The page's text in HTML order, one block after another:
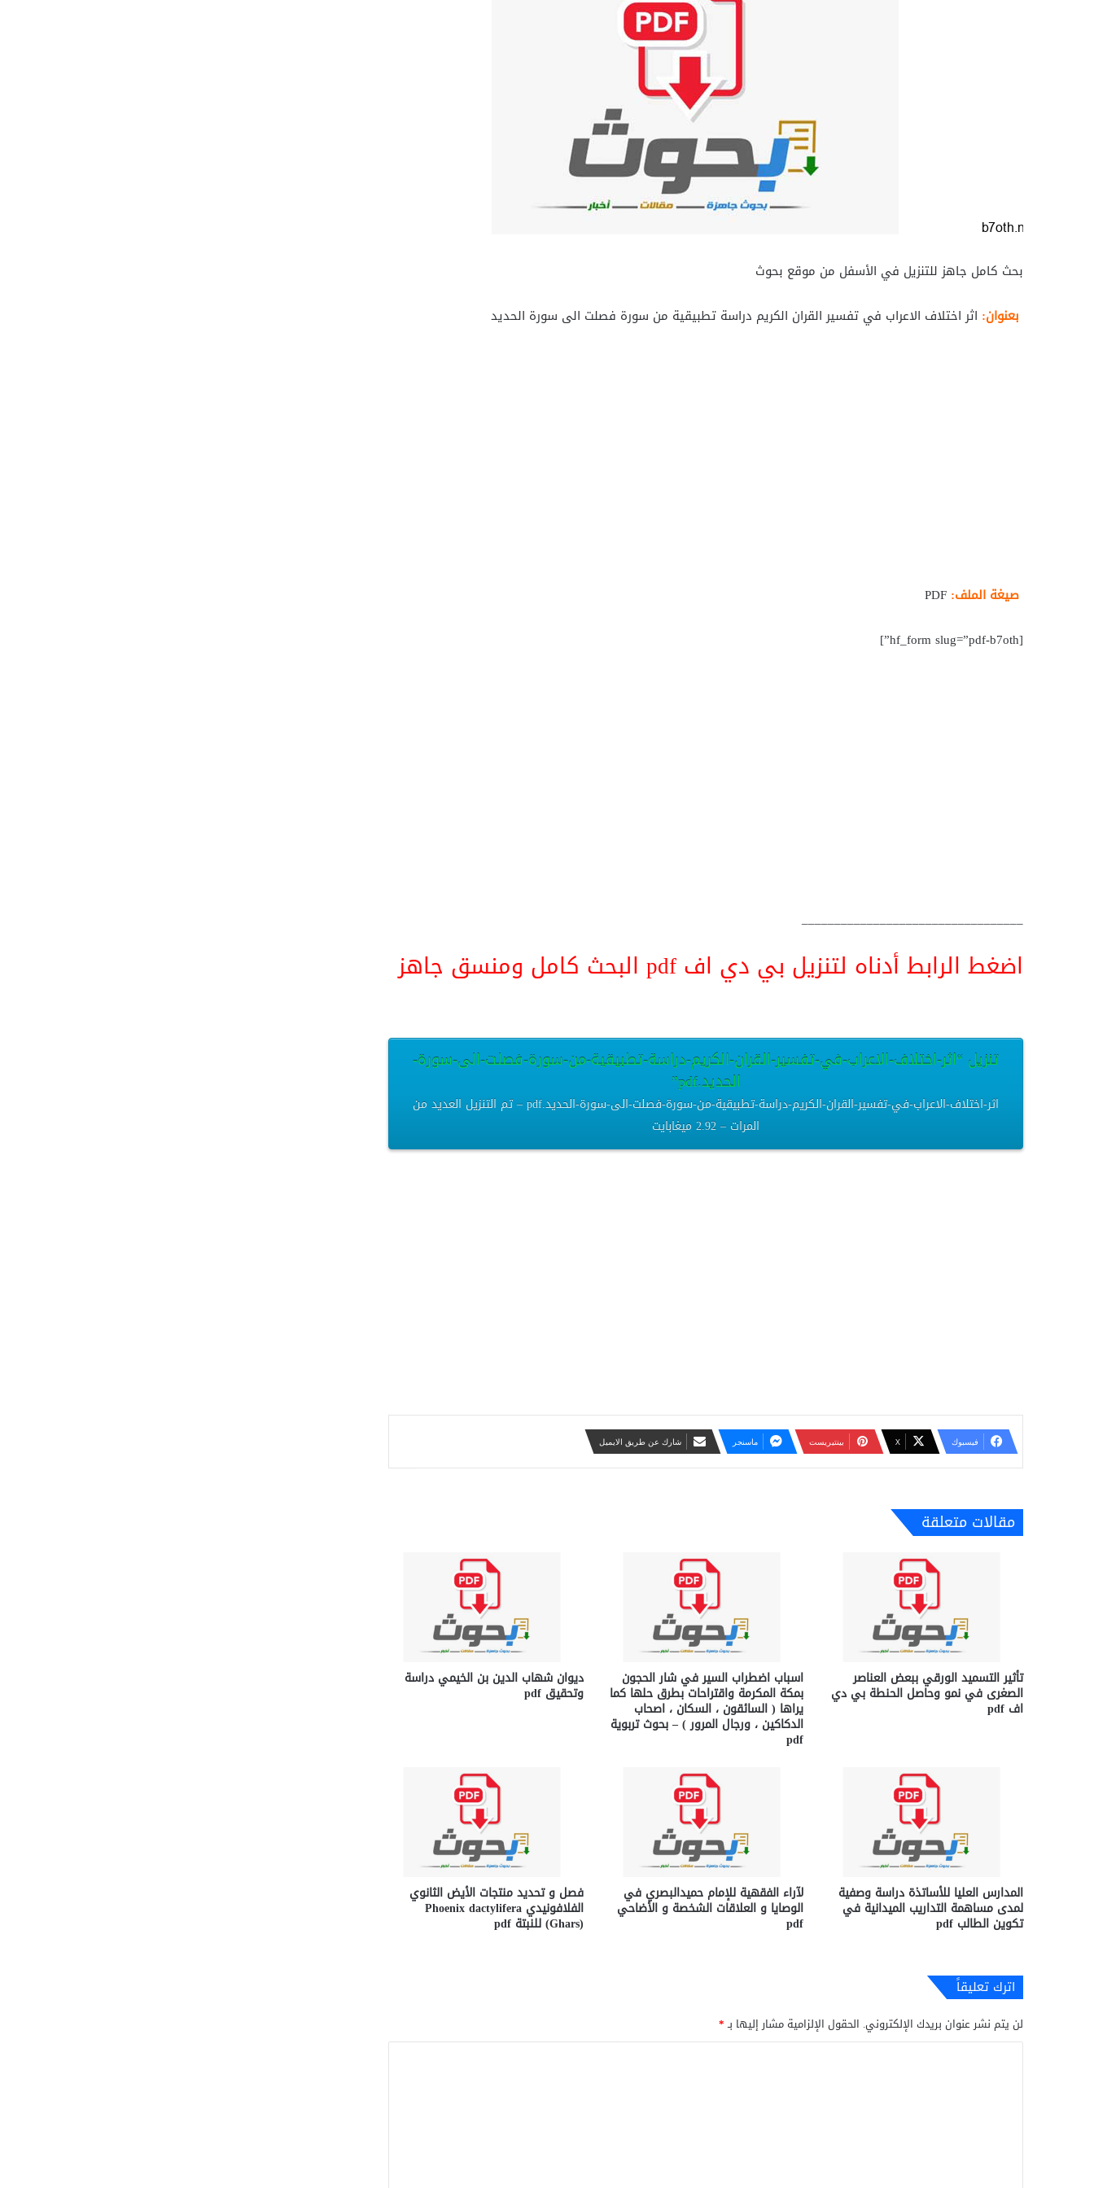
بحث كامل جاهز للتنزيل في الأسفل من موقع بحوث
بعنوان: اثر اختلاف الاعراب في تفسير القران الكريم دراسة تطبيقية من سورة فصلت الى سورة الحديد
صيغة الملف:
[hf_form slug=”pdf-b7oth”]
__________________________________
اضغط الرابط أدناه لتنزيل بي دي اف pdf البحث كامل ومنسق جاهز
تنزيل “اثر-اختلاف-الاعراب-في-تفسير-القران-الكريم-دراسة-تطبيقية-من-سورة-فصلت-الى-سورة-
الحديد.pdf”
اثر-اختلاف-الاعراب-في-تفسير-القران-الكريم-دراسة-تطبيقية-من-سورة-فصلت-الى-سورة-الحديد.pdf – تم التنزيل العديد من
المرات – 2.92 ميغابايت
فيسبوك ‫X بينتيريست ماسنجر شارك عن طريق الايميل
مقالات متعلقة
تأثير التسميد الورقي ببعض العناصر
الصغرى في نمو وحاصل الحنطة بي دي
اف pdf
اسباب اضطراب السير في شار الحجون
بمكة المكرمة واقتراحات بطرق حلها كما
يراها ( السائقون ، السكان ، اصحاب
الدكاكين ، ورجال المرور ) – بحوث تربوية
pdf
ديوان شهاب الدين بن الخيمي دراسة
وتحقيق pdf
المدارس العليا للأساتذة دراسة وصفية
لمدى مساهمة التداريب الميدانية في
تكوين الطالب pdf
لآراء الفقهية للإمام حميدالبصري في
الوصايا و العلاقات الشخصة و الأضاحي
pdf
فصل و تحديد منتجات الأيض الثانوي
الفلافونيدي Phoenix dactylifera
(Ghars) للنبتة pdf
اترك تعليقاً
لن يتم نشر عنوان بريدك الإلكتروني. الحقول الإلزامية مشار إليها بـ*